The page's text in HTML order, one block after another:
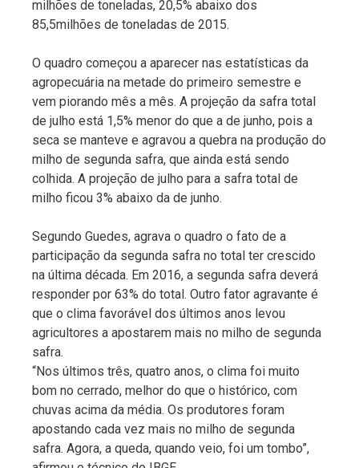
milhões de toneladas, 20,5% abaixo dos
85,5milhões de toneladas de 2015.
O quadro começou a aparecer nas estatísticas da
agropecuária na metade do primeiro semestre e
vem piorando mês a mês. A projeção da safra total
de julho está 1,5% menor do que a de junho, pois a
seca se manteve e agravou a quebra na produção do
milho de segunda safra, que ainda está sendo
colhida. A projeção de julho para a safra total de
milho ficou 3% abaixo da de junho.
Segundo Guedes, agrava o quadro o fato de a
participação da segunda safra no total ter crescido
na última década. Em 2016, a segunda safra deverá
responder por 63% do total. Outro fator agravante é
que o clima favorável dos últimos anos levou
agricultores a apostarem mais no milho de segunda
safra.
“Nos últimos três, quatro anos, o clima foi muito
bom no cerrado, melhor do que o histórico, com
chuvas acima da média. Os produtores foram
apostando cada vez mais no milho de segunda
safra. Agora, a queda, quando veio, foi um tombo”,